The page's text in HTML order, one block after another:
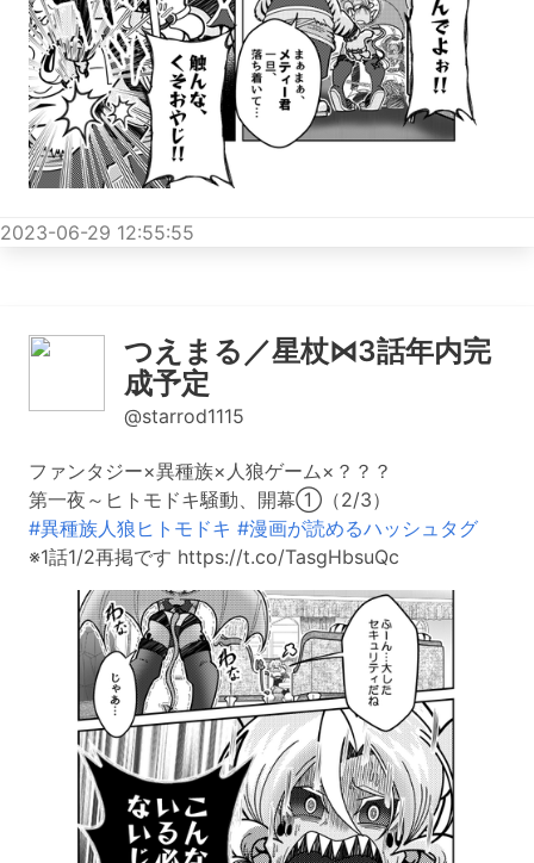
2023-06-29 12:55:55
つえまる／星杖⋈3話年内完
成予定
@starrod1115
ファンタジー×異種族×人狼ゲーム×？？？
第一夜～ヒトモドキ騒動、開幕①（2/3）
#異種族人狼ヒトモドキ #漫画が読めるハッシュタグ
※1話1/2再掲です https://t.co/TasgHbsuQc